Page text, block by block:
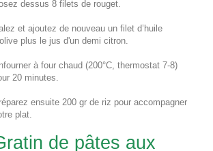
dessus 8 filets de rouget.
et ajoutez de nouveau un filet d’huile
plus le jus d'un demi citron.
à four chaud (200°C, thermostat 7-8)
20 minutes.
ensuite 200 gr de riz pour accompagner
plat.
de pâtes aux